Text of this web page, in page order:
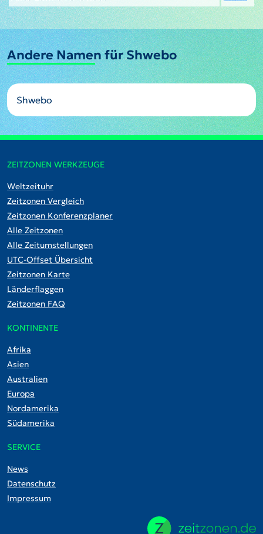
Andere Namen für Shwebo
Shwebo
ZEITZONEN WERKZEUGE
Weltzeituhr
Zeitzonen Vergleich
Zeitzonen Konferenzplaner
Alle Zeitzonen
Alle Zeitumstellungen
UTC-Offset Übersicht
Zeitzonen Karte
Länderflaggen
Zeitzonen FAQ
KONTINENTE
Afrika
Asien
Australien
Europa
Nordamerika
Südamerika
SERVICE
News
Datenschutz
Impressum